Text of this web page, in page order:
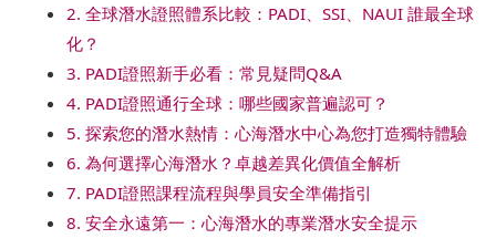
2. 全球潛水證照體系比較：PADI、SSI、NAUI 誰最全球
化？
3. PADI證照新手必看：常見疑問Q&A
4. PADI證照通行全球：哪些國家普遍認可？
5. 探索您的潛水熱情：心海潛水中心為您打造獨特體驗
6. 為何選擇心海潛水？卓越差異化價值全解析
7. PADI證照課程流程與學員安全準備指引
8. 安全永遠第一：心海潛水的專業潛水安全提示